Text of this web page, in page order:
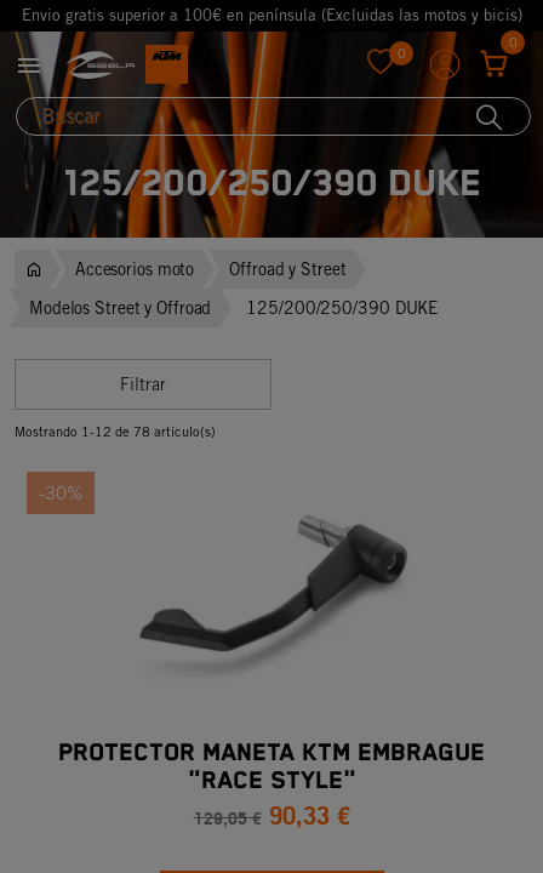
Envio gratis superior a 100€ en península (Excluidas las motos y bicis)
 0
0
125/200/250/390 DUKE
Accesorios moto
Offroad y Street
Modelos Street y Offroad
125/200/250/390 DUKE
Filtrar
Mostrando 1-12 de 78 artículo(s)
-30%
PROTECTOR MANETA KTM EMBRAGUE
"RACE STYLE"
129,05 € 90,33 €